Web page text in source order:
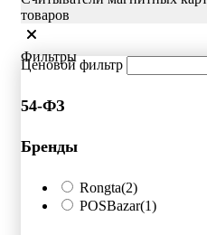
товаров
Фильтры
Ценовой фильтр
54-ФЗ
Бренды
Rongta(2)
POSBazar(1)